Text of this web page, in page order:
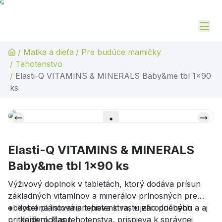
/ Matka a dieťa / Pre budúce mamičky
/ Tehotenstvo
/ Elasti-Q VITAMINS & MINERALS Baby&me tbl 1x90
ks
Elasti-Q VITAMINS & MINERALS
Baby&me tbl 1x90 ks
Výživový doplnok v tabletách, ktorý dodáva prísun
základných vitamínov a minerálov prínosných pre
obdobie plánovania tehotenstva, v jeho priebehu a aj
pri dojčení. Napr.
kyselina listová prispieva k rastu zárodočných
tkanív počas tehotenstva, prispieva k správnej